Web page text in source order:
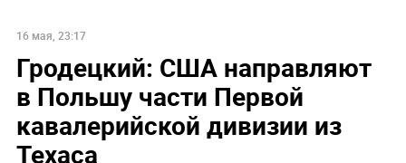
16 мая, 23:17
Гродецкий: США направляют
в Польшу части Первой
кавалерийской дивизии из
Техаса